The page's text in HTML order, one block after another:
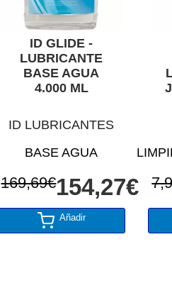
ID GLIDE -
LUBRICANTE
BASE AGUA
4.000 ML
ID LUBRICANTES
BASE AGUA
169,69€154,27€
Añadir